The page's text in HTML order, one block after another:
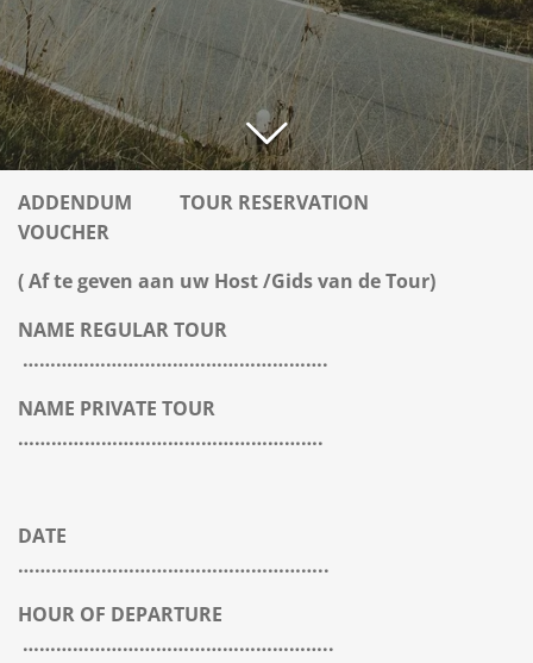
ADDENDUM TOUR RESERVATION
VOUCHER
( Af te geven aan uw Host /Gids van de Tour)
NAME REGULAR TOUR
……………………………………………….
NAME PRIVATE TOUR
……………………………………………….
DATE
………………………………………………..
HOUR OF DEPARTURE
………………………………………………..